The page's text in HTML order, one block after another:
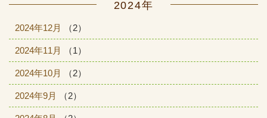
2024年
2024年12月 （2）
2024年11月 （1）
2024年10月 （2）
2024年9月 （2）